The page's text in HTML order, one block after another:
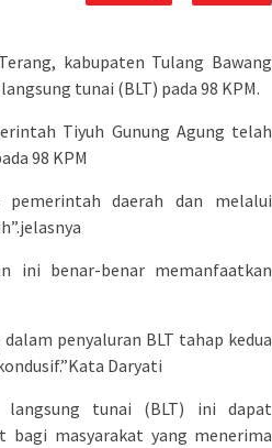
kabupaten Tulang Bawang
tunai (BLT) pada 98 KPM.
Tiyuh Gunung Agung telah
98 KPM
daerah dan melalui
ini benar-benar memanfaatkan
penyaluran BLT tahap kedua
Daryati
langsung tunai (BLT) ini dapat
bagi masyarakat yang menerima